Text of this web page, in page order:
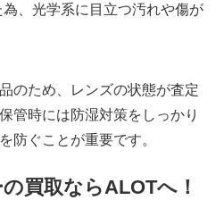
、光学系に目立つ汚れや傷が
のため、レンズの状態が査定
管時には防湿対策をしっかり
防ぐことが重要です。
買取ならALOTへ！